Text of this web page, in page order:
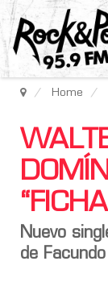
Home
Nuevo
de